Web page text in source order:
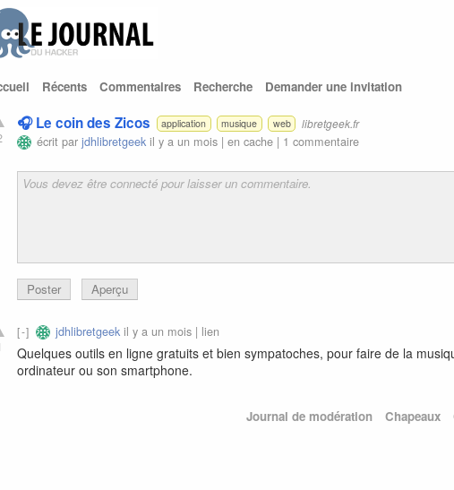
Récents Commentaires Recherche Demander une invitation
🎧 Le coin des Zicos application musique web libretgeek.fr
écrit parjdhlibretgeek il y a un mois |en cache | 1 commentaire
Poster Aperçu
jdhlibretgeek il y a un mois | lien
Quelques outils en ligne gratuits et bien sympatoches, pour faire de la
ordinateur ou son smartphone.
Journal de modération Chapeaux